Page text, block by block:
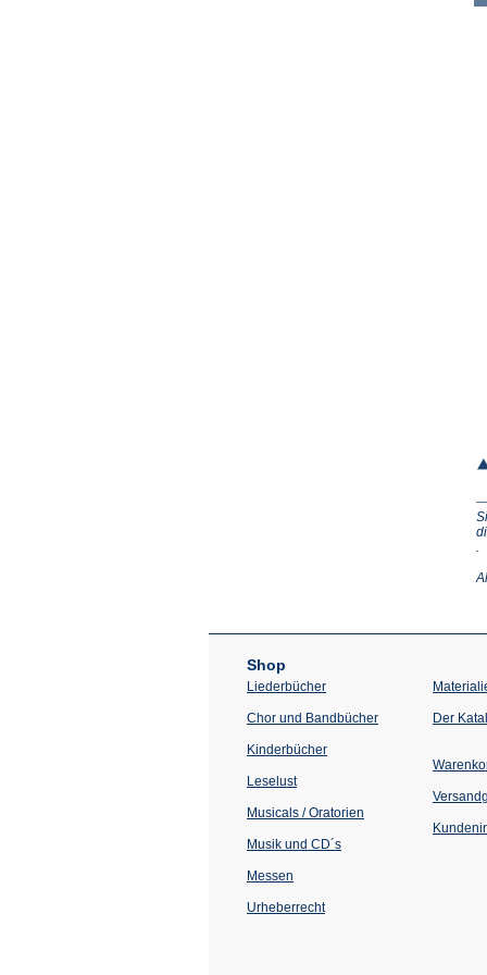
.
Shop
Liederbücher
Chor und Bandbücher
Kinderbücher
Leselust
Musicals / Oratorien
Musik und CD´s
Messen
Urheberrecht
Der